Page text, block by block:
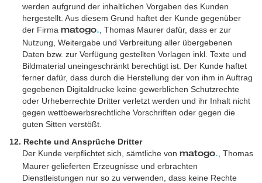
werden aufgrund der inhaltlichen Vorgaben des Kunden
hergestellt. Aus diesem Grund haftet der Kunde gegenüber
der Firmamatogo.
, Thomas Maurer dafür, dass er zur
Nutzung, Weitergabe und Verbreitung aller übergebenen
Daten bzw. zur Verfügung gestellten Vorlagen inkl. Texte und
Bildmaterial uneingeschränkt berechtigt ist. Der Kunde haftet
ferner dafür, dass durch die Herstellung der von ihm in Auftrag
gegebenen Digitaldrucke keine gewerblichen Schutzrechte
oder Urheberrechte Dritter verletzt werden und ihr Inhalt nicht
gegen wettbewerbsrechtliche Vorschriften oder gegen die
guten Sitten verstößt.
12. Rechte und Ansprüche Dritter
Der Kunde verpflichtet sich, sämtliche vonmatogo.
, Thomas
Maurer gelieferten Erzeugnisse und erbrachten
Dienstleistungen nur so zu verwenden, dass keine Rechte